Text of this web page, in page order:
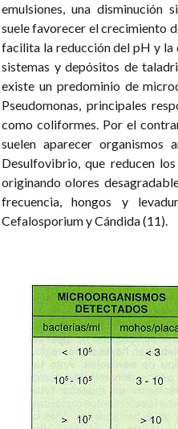
emulsiones, una disminución
suele favorecer el crecimiento
facilita la reducción del pH y la
sistemas y depósitos de
existe un predominio de
Pseudomonas, principales
como coliformes. Por el
suelen aparecer organismos
Desulfovibrio, que reducen
originando olores
frecuencia, hongos y
Cefalosporium y Cándida (11).